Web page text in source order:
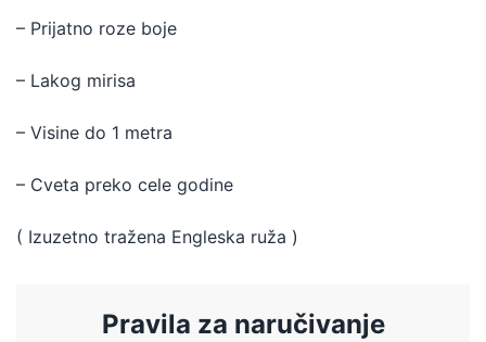
– Prijatno roze boje
– Lakog mirisa
– Visine do 1 metra
– Cveta preko cele godine
( Izuzetno tražena Engleska ruža )
Pravila za naručivanje